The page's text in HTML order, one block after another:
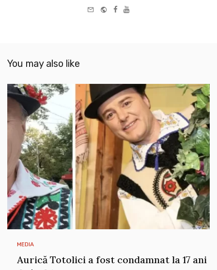
e-
WebsiteFacebook
You may also like
MEDIA
Aurică Totolici a fost condamnat la 17 ani